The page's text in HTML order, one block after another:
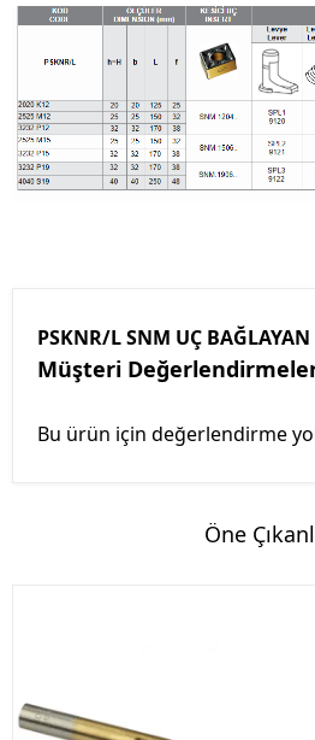
PSKNR/L SNM UÇ
Müşteri
Bu ürün için değerlendirme
Öne